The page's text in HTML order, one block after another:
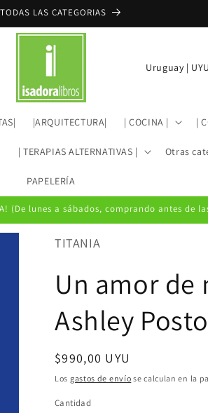
LAS CATEGORIAS
|ARQUITECTURA| | COCINA | |
| TERAPIAS ALTERNATIVAS | Otras
PAPELERÍA
s
e
g
n
(De lunes a sábados, comprando antes de
TITANIA
Un amor de
Ashley
Precio
habitual
$990,00 UYU
Los gastos de envío se calculan en la
Cantidad
Cantidad